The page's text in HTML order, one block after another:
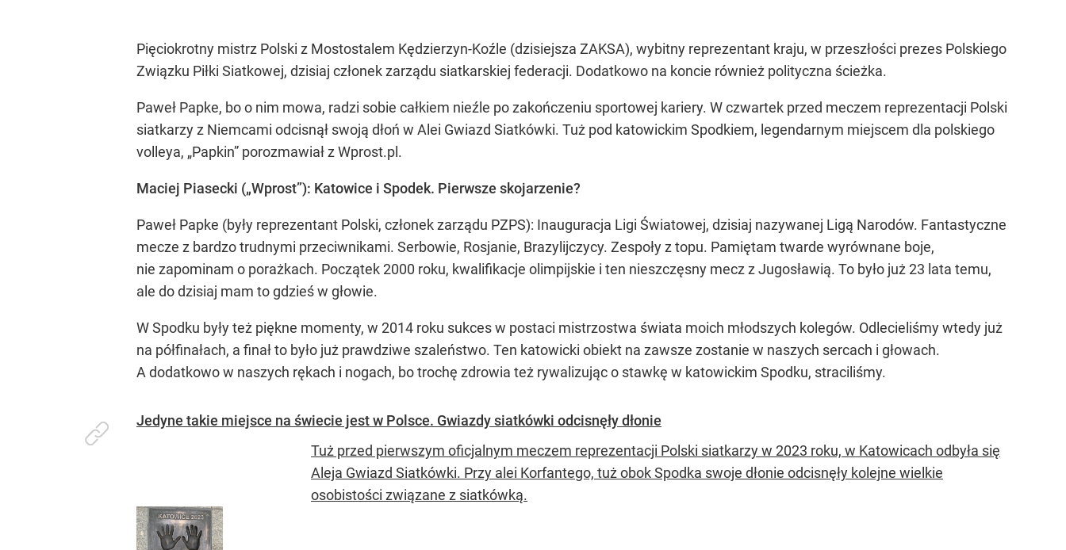
Pięciokrotny mistrz Polski z Mostostalem Kędzierzyn-Koźle (dzisiejsza ZAKSA), wybitny reprezentant kraju, w przeszłości prezes Polskiego
Związku Piłki Siatkowej, dzisiaj członek zarządu siatkarskiej federacji. Dodatkowo na koncie również polityczna ścieżka.
Paweł Papke, bo o nim mowa, radzi sobie całkiem nieźle po zakończeniu sportowej kariery. W czwartek przed meczem reprezentacji Polski
siatkarzy z Niemcami odcisnął swoją dłoń w Alei Gwiazd Siatkówki. Tuż pod katowickim Spodkiem, legendarnym miejscem dla polskiego
volleya, „Papkin” porozmawiał z Wprost.pl.
Maciej Piasecki („Wprost”): Katowice i Spodek. Pierwsze skojarzenie?
Paweł Papke (były reprezentant Polski, członek zarządu PZPS): Inauguracja Ligi Światowej, dzisiaj nazywanej Ligą Narodów. Fantastyczne
mecze z bardzo trudnymi przeciwnikami. Serbowie, Rosjanie, Brazylijczycy. Zespoły z topu. Pamiętam twarde wyrównane boje,
nie zapominam o porażkach. Początek 2000 roku, kwalifikacje olimpijskie i ten nieszczęsny mecz z Jugosławią. To było już 23 lata temu,
ale do dzisiaj mam to gdzieś w głowie.
W Spodku były też piękne momenty, w 2014 roku sukces w postaci mistrzostwa świata moich młodszych kolegów. Odlecieliśmy wtedy już
na półfinałach, a finał to było już prawdziwe szaleństwo. Ten katowicki obiekt na zawsze zostanie w naszych sercach i głowach.
A dodatkowo w naszych rękach i nogach, bo trochę zdrowia też rywalizując o stawkę w katowickim Spodku, straciliśmy.
Jedyne takie miejsce na świecie jest w Polsce. Gwiazdy siatkówki odcisnęły dłonie
Tuż przed pierwszym oficjalnym meczem reprezentacji Polski siatkarzy w 2023 roku, w Katowicach odbyła się
Aleja Gwiazd Siatkówki. Przy alei Korfantego, tuż obok Spodka swoje dłonie odcisnęły kolejne wielkie
osobistości związane z siatkówką.